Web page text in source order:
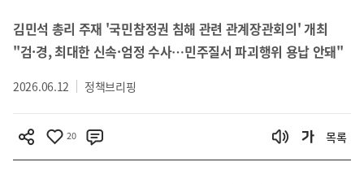
김민석 총리 주재 '국민참정권 침해 관련 관계장관회의' 개최
"검·경, 최대한 신속·엄정 수사…민주질서 파괴행위 용납 안돼"
2026.06.12 정책브리핑
20 목록